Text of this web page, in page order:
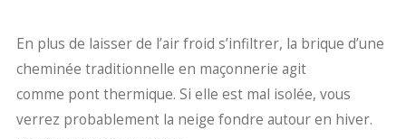
En plus de laisser de l’air froid s’infiltrer, la brique d’une
cheminée traditionnelle en maçonnerie agit
comme pont thermique. Si elle est mal isolée, vous
verrez probablement la neige fondre autour en hiver.